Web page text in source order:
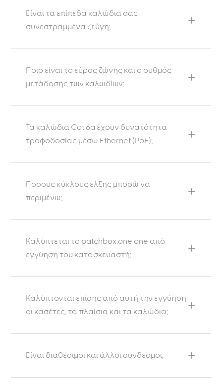
Είναι τα επίπεδα καλώδια σας
συνεστραμμένα ζεύγη;
Ποιο είναι το εύρος ζώνης και ο ρυθμός
μετάδοσης των καλωδίων;
Τα καλώδια Cat.6a έχουν δυνατότητα
τροφοδοσίας μέσω Ethernet (PoE);
Πόσους κύκλους έλξης μπορώ να
περιμένω;
Καλύπτεται το patchbox.one one από
εγγύηση του κατασκευαστή;
Καλύπτονται επίσης από αυτή την εγγύηση
οι κασέτες, τα πλαίσια και τα καλώδια;
Είναι διαθέσιμοι και άλλοι σύνδεσμοι;